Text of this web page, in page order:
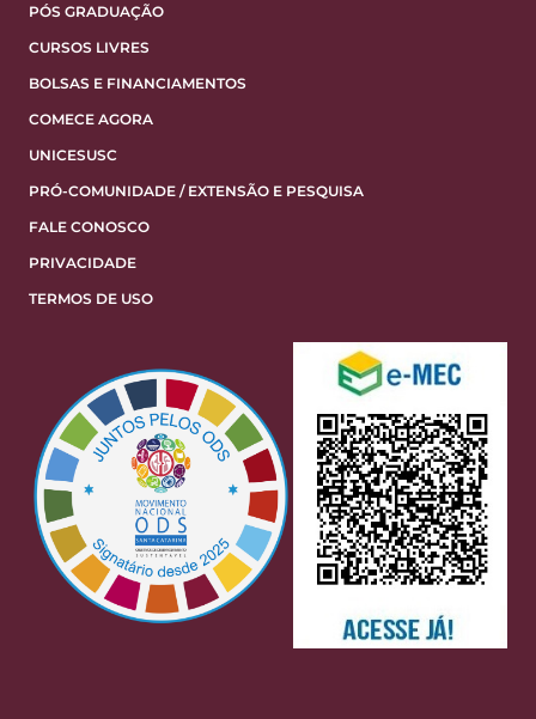
PÓS GRADUAÇÃO
CURSOS LIVRES
BOLSAS E FINANCIAMENTOS
COMECE AGORA
UNICESUSC
PRÓ-COMUNIDADE / EXTENSÃO E PESQUISA
FALE CONOSCO
PRIVACIDADE
TERMOS DE USO